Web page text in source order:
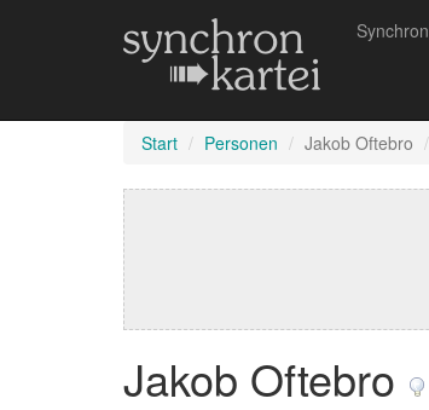
Synchron
Start Personen Jakob Oftebro
Jakob Oftebro